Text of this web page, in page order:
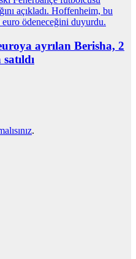
ayrılan Berisha, 2
.